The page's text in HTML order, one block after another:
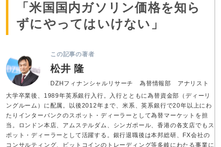
「米国国内ガソリン価格を知ら
ずにやってはいけない」
この記事の著者
松井 隆
DZHフィナンシャルリサーチ 為替情報部 アナリスト
大学卒業後、1989年英系銀行入行。入行とともに為替資金部（ディーリ
ングルーム）に配属。以後2012年まで、米系、英系銀行で20年以上にわ
たりインターバンクのスポット・ディーラーとして為替マーケットを担
当。ロンドン本店、アムステルダム、シンガポール、香港の各支店でもス
ポット・ディーラーとして活躍する。銀行退職後は本邦総研、FX会社の
コンサルティング、ビットコインのトレーディング等多岐にわたる事業に